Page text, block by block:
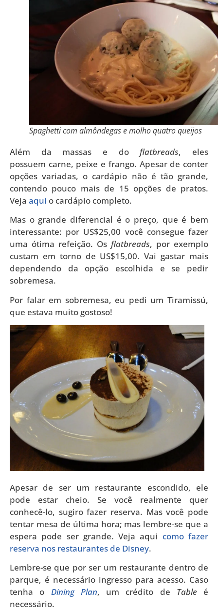
Spaghetti com almôndegas e molho quatro queijos
Além da massas e doflatbreads, eles
possuem carne, peixe e frango. Apesar de conter
opções variadas, o cardápio não é tão grande,
contendo pouco mais de 15 opções de pratos.
Veja aqui o cardápio completo.
Mas o grande diferencial é o preço, que é bem
interessante: por US$25,00 você consegue fazer
uma ótima refeição. Os flatbreads, por exemplo
custam em torno de US$15,00. Vai gastar mais
dependendo da opção escolhida e se pedir
sobremesa.
Por falar em sobremesa, eu pedi um Tiramissú,
que estava muito gostoso!
Apesar de ser um restaurante escondido, ele
pode estar cheio. Se você realmente quer
conhecê-lo, sugiro fazer reserva. Mas você pode
tentar mesa de última hora; mas lembre-se que a
espera pode ser grande. Veja aqui como fazer
reserva nos restaurantes de Disney.
Lembre-se que por ser um restaurante dentro de
parque, é necessário ingresso para acesso. Caso
tenha o Dining Plan, um crédito de Tableé
necessário.